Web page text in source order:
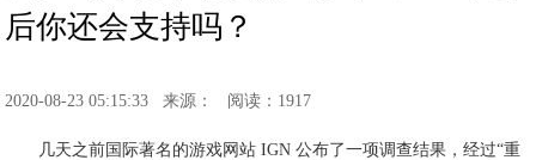
后你还会支持吗？
2020-08-23 05:15:33 来源： 阅读：1917
几天之前国际著名的游戏网站 IGN 公布了一项调查结果，经过“重